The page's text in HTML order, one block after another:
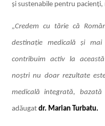
și sustenabile pentru
„Credem cu tărie că
destinație medicală și
contribuim activ la
noștri nu doar rezultate
medicală integrată,
adăugatdr. Marian Turbatu.